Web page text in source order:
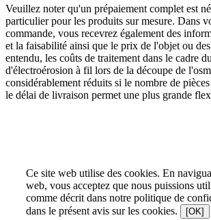
Veuillez noter qu'un prépaiement complet est
particulier pour les produits sur mesure. Dans
commande, vous recevrez également des
et la faisabilité ainsi que le prix de l'objet ou
entendu, les coûts de traitement dans le cadre
d'électroérosion à fil lors de la découpe de
considérablement réduits si le nombre de
le délai de livraison permet une plus grande
Ce site web utilise des cookies. En
web, vous acceptez que nous puissions
comme décrit dans notre politique de
dans le présent avis sur les cookies.
[OK]